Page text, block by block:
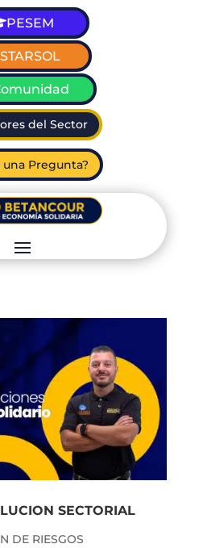
PESEM
STARSOL
del Sector
una Pregunta?
SECTORIAL
DE RIESGOS